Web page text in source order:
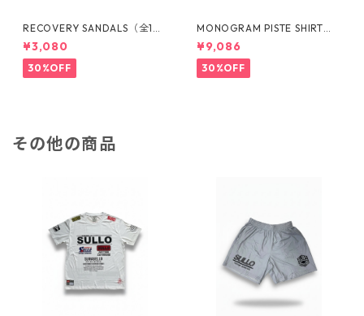
RECOVERY SANDALS（全1カ
ラー）1726001020
¥3,080
30%OFF
MONOGRAM PISTE SHIRT
（全1カラー）1721301010
¥9,086
30%OFF
その他の商品